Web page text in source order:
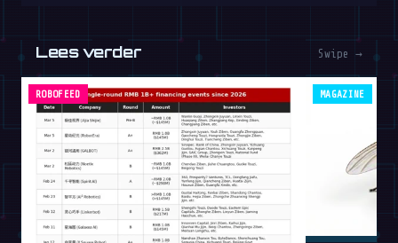
Lees verder Swipe →
ROBOFEED MAGAZINE